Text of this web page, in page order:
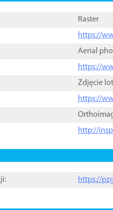
Raster
https://
Aerial
https://
Zdjęcie
https://
http://
https://